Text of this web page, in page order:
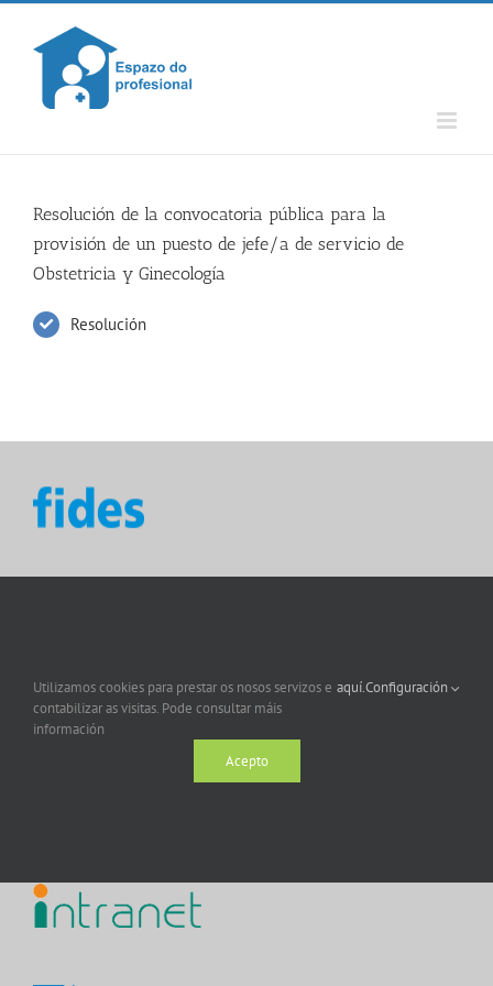
Skip
content
Resolución de la convocatoria pública para la
provisión de un puesto de jefe/a de servicio de
Obstetricia y Ginecología
Resolución
Utilizamos cookies para prestar os nosos servizos e
contabilizar as visitas. Pode consultar máis
información
aquí.Configuración
Acepto